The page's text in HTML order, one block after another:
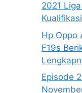
2021
Hp Oppo
F19s
Episode